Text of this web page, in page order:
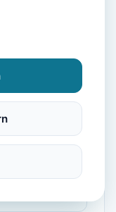
(85 m²) in
mit 42m²